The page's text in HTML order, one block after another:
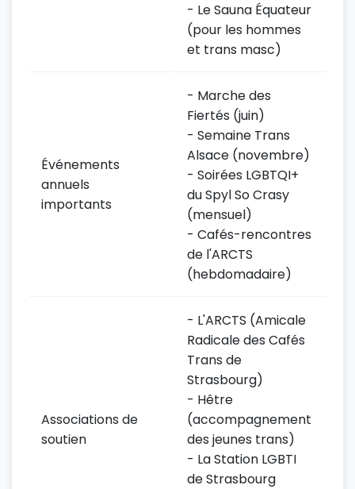
- Le Sauna Équateur
(pour les hommes
et trans masc)
Événements
annuels
importants
- Marche des
Fiertés (juin)
- Semaine Trans
Alsace (novembre)
- Soirées LGBTQI+
du Spyl So Crasy
(mensuel)
- Cafés-rencontres
de l'ARCTS
(hebdomadaire)
Associations de
soutien
- L'ARCTS (Amicale
Radicale des Cafés
Trans de
Strasbourg)
- Hêtre
(accompagnement
des jeunes trans)
- La Station LGBTI
de Strasbourg